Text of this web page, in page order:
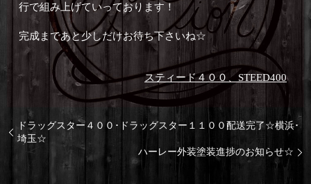
行で組み上げていっております！
完成まであと少しだけお待ち下さいね☆
スティード４００、STEED400
ドラッグスター４００･ドラッグスター１１００配送完了☆横浜･
埼玉☆
ハーレー外装塗装進捗のお知らせ☆